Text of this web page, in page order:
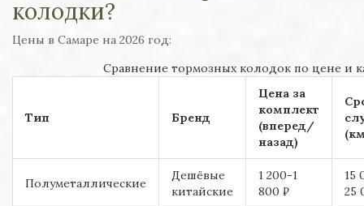
колодки?
Цены в Самаре на 2026 год:
Сравнение тормозных колодок по цене и
Тип Бренд
Цена за
комплект
(вперед/
назад)
Полуметаллические
Дешёвые
китайские
1 200-1
800 ₽
15
25